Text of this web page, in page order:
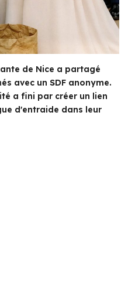
de Nice a partagé
avec un SDF anonyme.
a fini par créer un lien
d'entraide dans leur